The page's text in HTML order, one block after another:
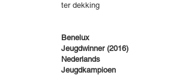
ter dekking
Benelux
Jeugdwinner (2016)
Nederlands
Jeugdkampioen